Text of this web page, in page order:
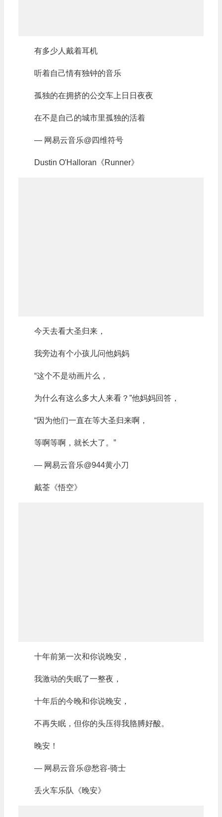
有多少人戴着耳机
听着自己情有独钟的音乐
孤独的在拥挤的公交车上日日夜夜
在不是自己的城市里孤独的活着
— 网易云音乐@四维符号
Dustin O'Halloran《Runner》
今天去看大圣归来，
我旁边有个小孩儿问他妈妈
“这个不是动画片么，
为什么有这么多大人来看？”他妈妈回答，
“因为他们一直在等大圣归来啊，
等啊等啊，就长大了。”
— 网易云音乐@944黄小刀
戴荃《悟空》
十年前第一次和你说晚安，
我激动的失眠了一整夜，
十年后的今晚和你说晚安，
不再失眠，但你的头压得我胳膊好酸。
晚安！
— 网易云音乐@愁容-骑士
丢火车乐队《晚安》